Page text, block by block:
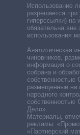
Использование
разрешается при
гиперссылки) на
обязательна вне
использования
Аналитическая
чиновников,
информация о
собрана и
размещенные на
народного
собственностью
Дело».
Материалы,
рекламы:
«Партнерский